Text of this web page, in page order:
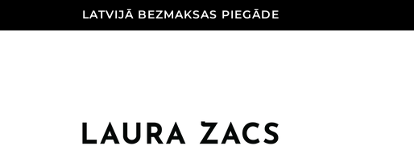
LATVIJĀ BEZMAKSAS PIEGĀDE